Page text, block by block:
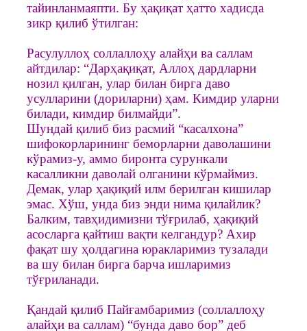
тайинланмаяпти. Бу ҳақиқат ҳатто хадисда
зикр қилиб ўтилган:
Расулуллоҳ соллаллоҳу алайҳи ва саллам
айтдилар: “Дарҳақиқат, Аллоҳ дардларни
нозил қилган, улар билан бирга даво
усулларини (дориларни) ҳам. Кимдир уларни
билади, кимдир билмайди”.
Шундай қилиб биз расмий “касалхона”
шифокорларининг беморларни даволашини
кўрамиз-у, аммо биронта сурункали
касалликни даволай олганини кўрмаймиз.
Демак, улар ҳақиқий илм берилган кишилар
эмас. Хўш, унда биз энди нима қилайлик?
Балким, тавҳидимизни тўғрилаб, ҳақиқий
асосларга қайтиш вақти келгандур? Ахир
фақат шу ҳолдагина юракларимиз тузалади
ва шу билан бирга барча ишларимиз
тўғриланади.
Қандай қилиб Пайғамбаримиз (соллаллоҳу
алайҳи ва саллам) “бунда даво бор” деб